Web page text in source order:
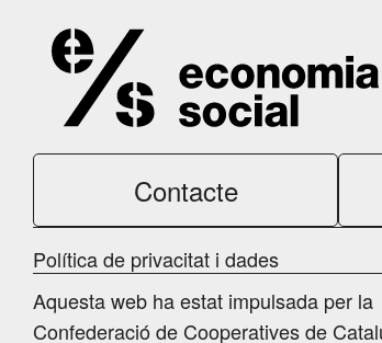
Contacte
Política de privacitat i dades
Aquesta web ha estat impulsada per la
Confederació de Cooperatives de